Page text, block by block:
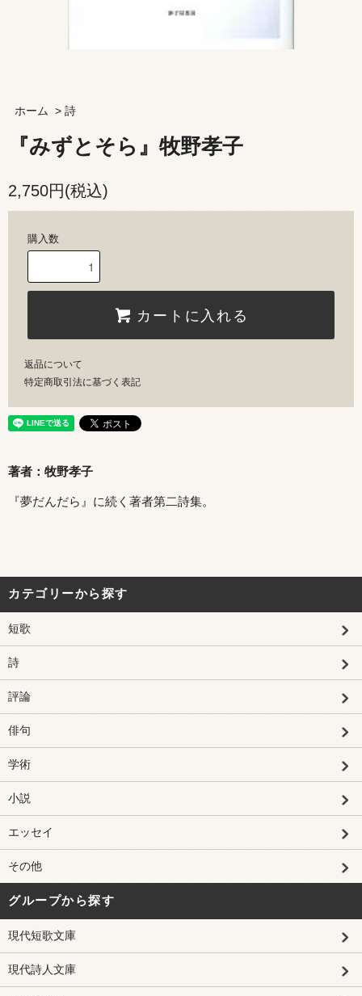
ホーム > 詩
『みずとそら』牧野孝子
2,750円(税込)
購入数
カートに入れる
返品について
特定商取引法に基づく表記
著者：牧野孝子
『夢だんだら』に続く著者第二詩集。
カテゴリーから探す
短歌
詩
評論
俳句
学術
小説
エッセイ
その他
グループから探す
現代短歌文庫
現代詩人文庫